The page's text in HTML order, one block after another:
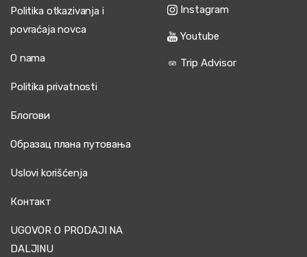
Politika otkazivanja i
povraćaja novca
O nama
Politika privatnosti
Блогови
Образац плана путовања
Uslovi korišćenja
Контакт
UGOVOR O PRODAJI NA
DALJINU
Instagram
Youtube
Trip Advisor